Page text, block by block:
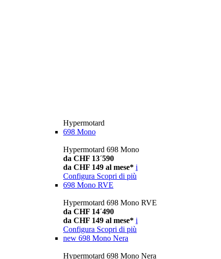
Hypermotard
698 Mono
Hypermotard 698 Mono
da CHF 13´590
da CHF 149 al mese* i
Configura Scopri di più
698 Mono RVE
Hypermotard 698 Mono RVE
da CHF 14´490
da CHF 149 al mese* i
Configura Scopri di più
new 698 Mono Nera
Hypermotard 698 Mono Nera